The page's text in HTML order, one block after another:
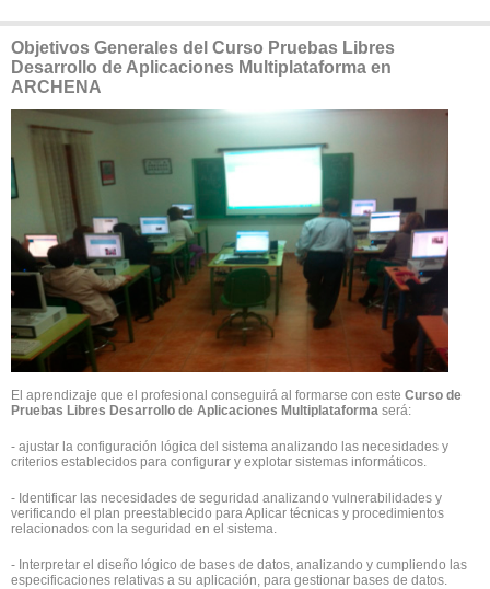
Objetivos Generales del Curso Pruebas Libres
Desarrollo de Aplicaciones Multiplataforma en
ARCHENA
El aprendizaje que el profesional conseguirá al formarse con este Curso de
Pruebas Libres Desarrollo de Aplicaciones Multiplataforma será:
- ajustar la configuración lógica del sistema analizando las necesidades y
criterios establecidos para configurar y explotar sistemas informáticos.
- Identificar las necesidades de seguridad analizando vulnerabilidades y
verificando el plan preestablecido para Aplicar técnicas y procedimientos
relacionados con la seguridad en el sistema.
- Interpretar el diseño lógico de bases de datos, analizando y cumpliendo las
especificaciones relativas a su aplicación, para gestionar bases de datos.